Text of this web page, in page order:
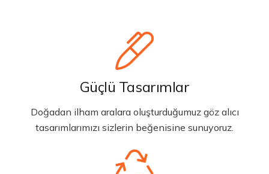
Güçlü Tasarımlar
Doğadan ilham aralara oluşturduğumuz göz alıcı
tasarımlarımızı sizlerin beğenisine sunuyoruz.